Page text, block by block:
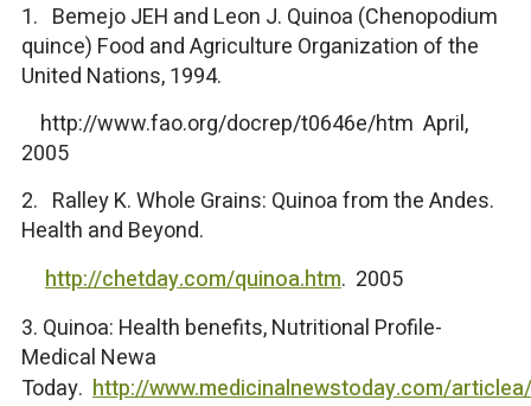
1. Bemejo JEH and Leon J. Quinoa (Chenopodium
quince) Food and Agriculture Organization of the
United Nations, 1994.
http://www.fao.org/docrep/t0646e/htm April,
2005
2. Ralley K. Whole Grains: Quinoa from the Andes.
Health and Beyond.
http://chetday.com/quinoa.htm. 2005
3. Quinoa: Health benefits, Nutritional Profile-
Medical Newa
Today. http://www.medicinalnewstoday.com/